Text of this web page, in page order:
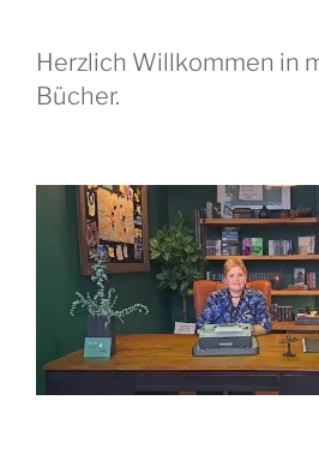
Herzlich Willkommen in
Bücher.